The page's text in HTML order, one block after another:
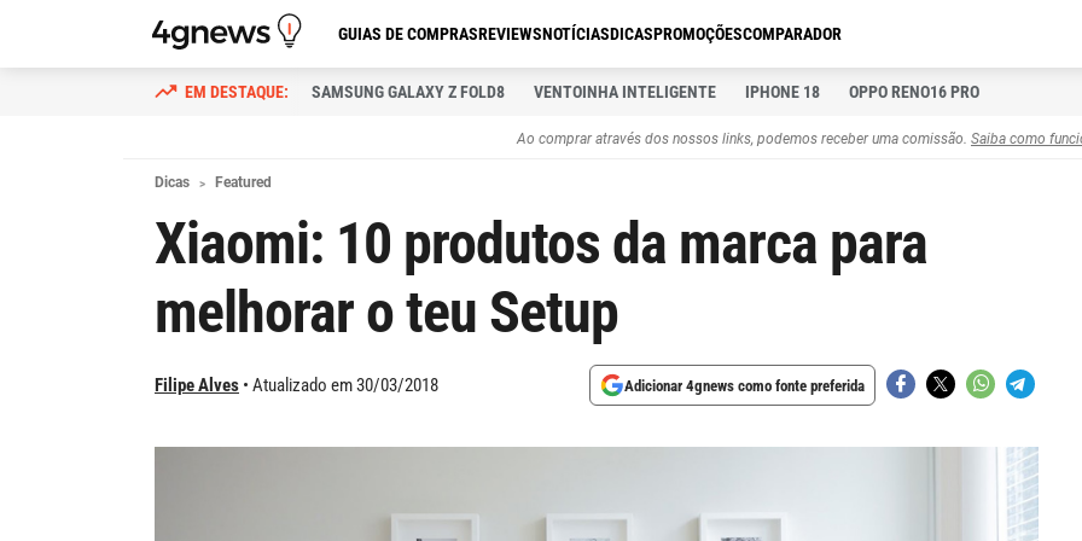
GUIAS DE COMPRASREVIEWSNOTÍCIASDICASPROMOÇÕESCOMPARADOR
SAMSUNG GALAXY Z FOLD8 VENTOINHA INTELIGENTE IPHONE 18 OPPO RENO16 PRO
Ao comprar através dos nossos links, podemos receber uma comissão. Saiba como
Dicas Featured
Xiaomi: 10 produtos da marca para
melhorar o teu Setup
Filipe Alves Atualizado em 30/03/2018 Adicionar 4gnews como fonte preferida